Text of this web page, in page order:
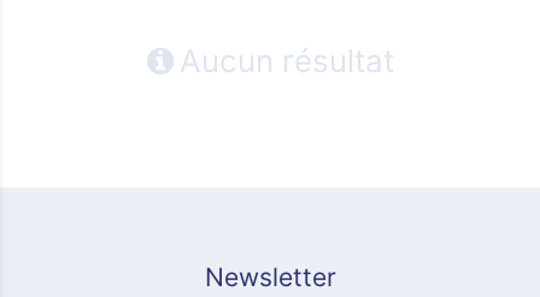
Aucun résultat
Newsletter